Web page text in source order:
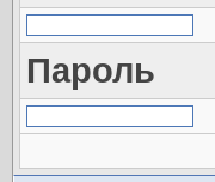
Пароль